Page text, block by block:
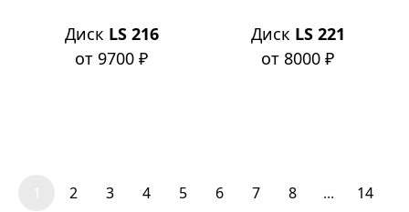
Диск LS 216
от 9700 ₽
Диск LS 221
от 8000 ₽
2 3 4 5 6 7 8 ...
14